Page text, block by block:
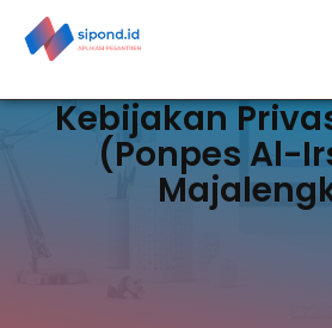
Kebijakan
(Ponpes Al-